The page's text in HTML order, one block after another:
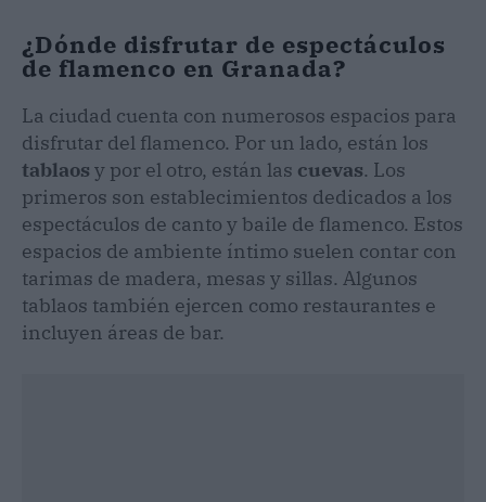
¿Dónde disfrutar de espectáculos
de flamenco en Granada?
La ciudad cuenta con numerosos espacios para
disfrutar del flamenco. Por un lado, están los
tablaos y por el otro, están las cuevas. Los
primeros son establecimientos dedicados a los
espectáculos de canto y baile de flamenco. Estos
espacios de ambiente íntimo suelen contar con
tarimas de madera, mesas y sillas. Algunos
tablaos también ejercen como restaurantes e
incluyen áreas de bar.